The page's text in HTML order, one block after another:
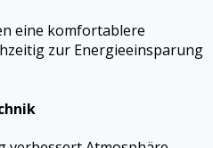
eine komfortablere
zur Energieeinsparung